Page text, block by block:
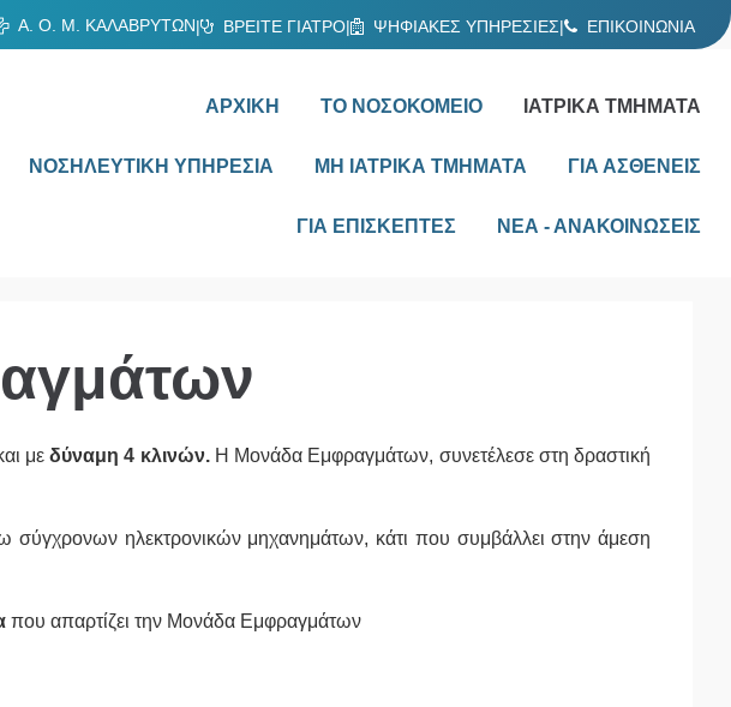
Α. Ο. Μ. ΚΑΛΑΒΡΥΤΩΝ| ΒΡΕΙΤΕ ΓΙΑΤΡΟ| ΨΗΦΙΑΚΕΣ ΥΠΗΡΕΣΙΕΣ| ΕΠΙΚΟΙΝΩΝΙΑ
ΑΡΧΙΚΗ
ΤΟ ΝΟΣΟΚΟΜΕΙΟ ΙΑΤΡΙΚΑ ΤΜΗΜΑΤΑ
ΝΟΣΗΛΕΥΤΙΚΗ ΥΠΗΡΕΣΙΑ ΜΗ ΙΑΤΡΙΚΑ ΤΜΗΜΑΤΑ ΓΙΑ ΑΣΘΕΝΕΙΣ
ΓΙΑ ΕΠΙΣΚΕΠΤΕΣ ΝΕΑ - ΑΝΑΚΟΙΝΩΣΕΙΣ
μεδύναμη 4 κλινών.Η Μονάδα Εμφραγμάτων, συνετέλεσε στη δραστική
σύγχρονων ηλεκτρονικών μηχανημάτων, κάτι που συμβάλλει στην άμεση
που απαρτίζει την Μονάδα Εμφραγμάτων